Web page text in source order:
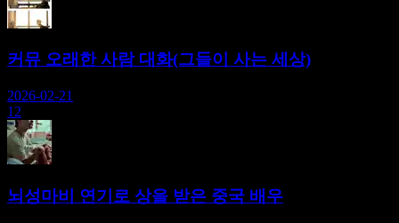
커뮤 오래한 사람 대화(그들이 사는 세상)
2026-02-21
12
뇌성마비 연기로 상을 받은 중국 배우